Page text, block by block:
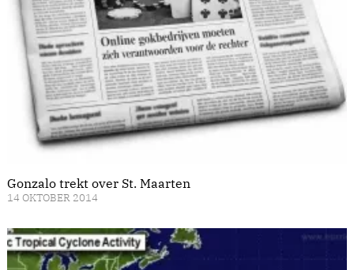
Gonzalo trekt over St. Maarten
14 OKTOBER 2014